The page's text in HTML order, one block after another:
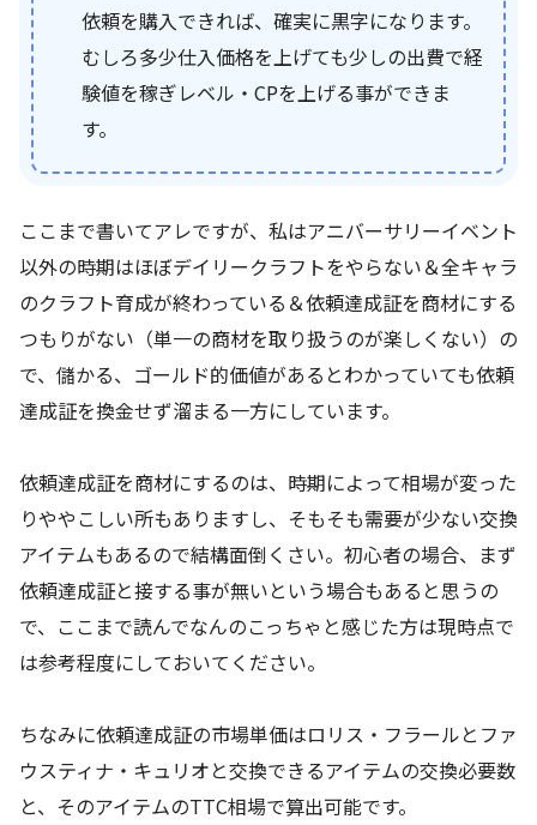
依頼を購入できれば、確実に黒字になります。
むしろ多少仕入価格を上げても少しの出費で経
験値を稼ぎレベル・CPを上げる事ができま
す。
ここまで書いてアレですが、私はアニバーサリーイベント
以外の時期はほぼデイリークラフトをやらない＆全キャラ
のクラフト育成が終わっている＆依頼達成証を商材にする
つもりがない（単一の商材を取り扱うのが楽しくない）の
で、儲かる、ゴールド的価値があるとわかっていても依頼
達成証を換金せず溜まる一方にしています。
依頼達成証を商材にするのは、時期によって相場が変った
りややこしい所もありますし、そもそも需要が少ない交換
アイテムもあるので結構面倒くさい。初心者の場合、まず
依頼達成証と接する事が無いという場合もあると思うの
で、ここまで読んでなんのこっちゃと感じた方は現時点で
は参考程度にしておいてください。
ちなみに依頼達成証の市場単価はロリス・フラールとファ
ウスティナ・キュリオと交換できるアイテムの交換必要数
と、そのアイテムのTTC相場で算出可能です。